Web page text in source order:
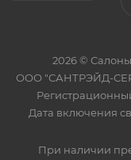
2026 ©
ООО "САНТРЭЙД-
Дата включения
При наличии